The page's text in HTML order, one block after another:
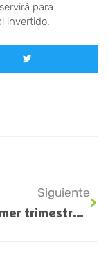
para
invertido.
Siguiente
En el primer trimestre del año ingresaron a la Argentina 1,59 millones de toneladas de soja paraguaya